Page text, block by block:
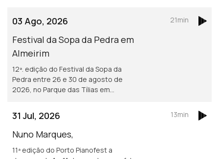
tradição, da devoção e da alegria.
03 Ago, 2026
Festival da Sopa da Pedra em
Almeirim
12ª. edição do Festival da Sopa da
Pedra entre 26 e 30 de agosto de
2026, no Parque das Tílias em
destaca o famoso prato certificado, e
conta com concertos, artesanato e
tasquinhas. <br /> O grão-confrade
Luís Manso da Confraria Gastronómica
21min
31 Jul, 2026
Nuno Marques,
11ª edição do Porto Pianofest a
13min